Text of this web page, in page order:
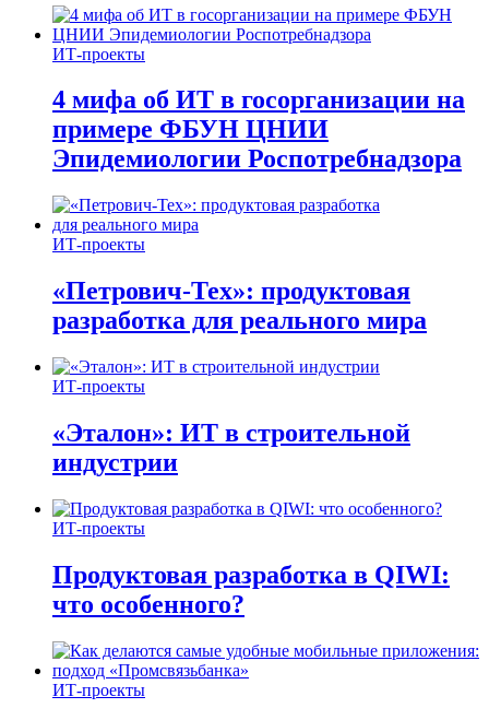
ИТ-проекты
4 мифа об ИТ в госорганизации на
примере ФБУН ЦНИИ
Эпидемиологии Роспотребнадзора
ИТ-проекты
«Петрович-Тех»: продуктовая
разработка для реального мира
ИТ-проекты
«Эталон»: ИТ в строительной
индустрии
ИТ-проекты
Продуктовая разработка в QIWI:
что особенного?
ИТ-проекты